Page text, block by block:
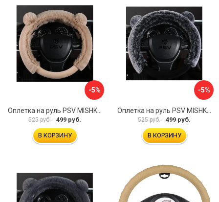
-5%
Оплетка на руль PSV MISHKA Premium 136099
525 руб. 499 руб.
В КОРЗИНУ
-5%
Оплетка на руль PSV MISHKA Premium 136095
525 руб. 499 руб.
В КОРЗИНУ